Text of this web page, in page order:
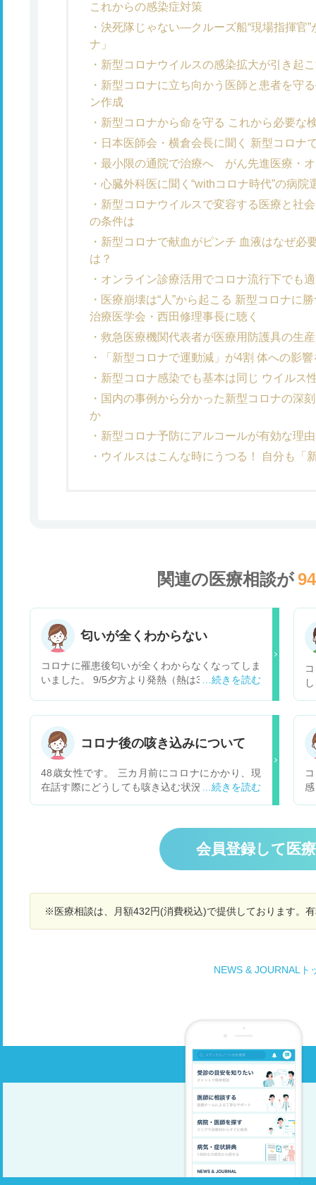
これからの感染症対策
決死隊じゃない―クルーズ船“現場指揮官
ナ」
新型コロナウイルスの感染拡大が引き起
新型コロナに立ち向かう医師と患者を守
ン作成
新型コロナから命を守る これから必要な
日本医師会・横倉会長に聞く 新型コロナ
最小限の通院で治療へ がん先進医療・
心臓外科医に聞く“withコロナ時代”の病院
新型コロナウイルスで変容する医療と社
の条件は
新型コロナで献血がピンチ 血液はなぜ必
は？
オンライン診療活用でコロナ流行下でも
医療崩壊は“人”から起こる 新型コロナに
治療医学会・西田修理事長に聴く
救急医療機関代表者が医療用防護具の生
「新型コロナで運動減」が4割 体への影
新型コロナ感染でも基本は同じ ウイルス
国内の事例から分かった新型コロナの深
か
新型コロナ予防にアルコールが有効な理
ウイルスはこんな時にうつる！ 自分も「
関連の医療相談が
匂いが全くわからない
コロナに罹患後匂いが全くわからなくなってしま
いました。 9/5夕方より発熱（熱は3日くらいで平
か？受診するとすれば何科にいつ頃行けばよいの
でしょうか？コロナ後の咳き込みについて
48歳女性です。 三カ月前にコロナにかかり、現
在話す際にどうしても咳き込む状況がいまだ続い
際、咳がどうしてもでてしまいます。又、咳込み
が多いせいか、声もかすれることもあります。 三
カ月たった現在も完治の気配がない状態です。 コ
ロナ後に私のような症状が出ている方は多いので
ですが、このまま通院だけ続けていく形で良いも
のでしょうか？ なんとか、咳き込みをしずめたい
会員登録して医
※医療相談は、月額432円(消費税込)で提供しております。
NEWS & JOURNALト